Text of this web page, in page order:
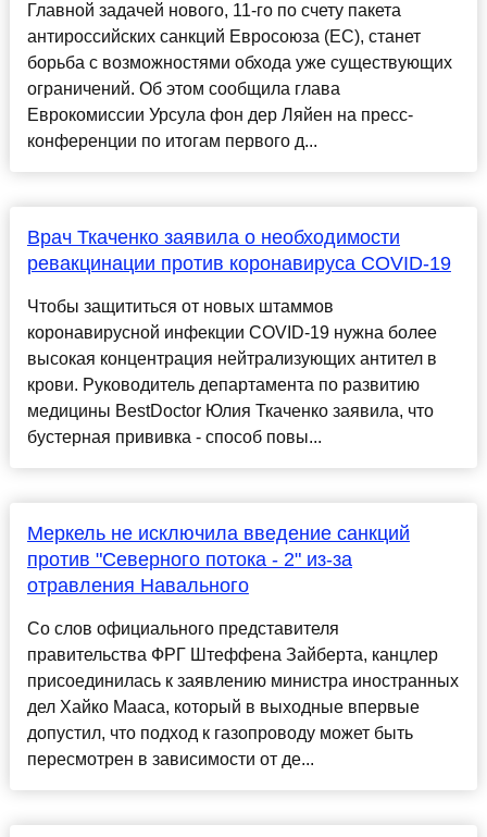
Главной задачей нового, 11-го по счету пакета
антироссийских санкций Евросоюза (ЕС), станет
борьба с возможностями обхода уже существующих
ограничений. Об этом сообщила глава
Еврокомиссии Урсула фон дер Ляйен на пресс-
конференции по итогам первого д...
Врач Ткаченко заявила о необходимости
ревакцинации против коронавируса COVID-19
Чтобы защититься от новых штаммов
коронавирусной инфекции COVID-19 нужна более
высокая концентрация нейтрализующих антител в
крови. Руководитель департамента по развитию
медицины BestDoctor Юлия Ткаченко заявила, что
бустерная прививка - способ повы...
Меркель не исключила введение санкций
против "Северного потока - 2" из-за
отравления Навального
Со слов официального представителя
правительства ФРГ Штеффена Зайберта, канцлер
присоединилась к заявлению министра иностранных
дел Хайко Мааса, который в выходные впервые
допустил, что подход к газопроводу может быть
пересмотрен в зависимости от де...